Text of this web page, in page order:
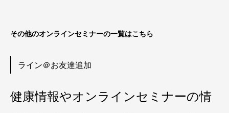
その他のオンラインセミナーの一覧はこちら
ライン＠お友達追加
健康情報やオンラインセミナーの情